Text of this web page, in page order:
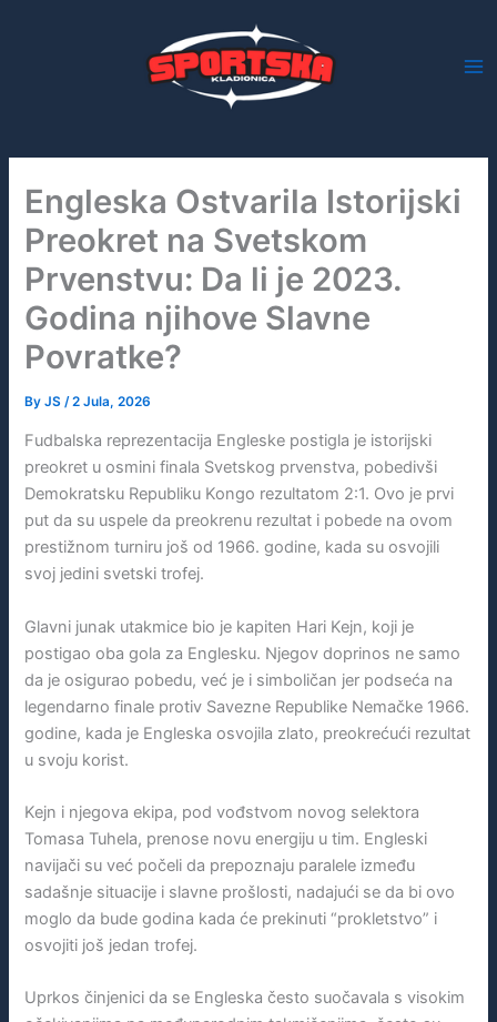
Engleska Ostvarila Istorijski
Preokret na Svetskom
Prvenstvu: Da li je 2023.
Godina njihove Slavne
Povratke?
ByJS /2 Jula, 2026
Fudbalska reprezentacija Engleske postigla je istorijski
preokret u osmini finala Svetskog prvenstva, pobedivši
Demokratsku Republiku Kongo rezultatom 2:1. Ovo je prvi
put da su uspele da preokrenu rezultat i pobede na ovom
prestižnom turniru još od 1966. godine, kada su osvojili
svoj jedini svetski trofej.
Glavni junak utakmice bio je kapiten Hari Kejn, koji je
postigao oba gola za Englesku. Njegov doprinos ne samo
da je osigurao pobedu, već je i simboličan jer podseća na
legendarno finale protiv Savezne Republike Nemačke 1966.
godine, kada je Engleska osvojila zlato, preokrećući rezultat
u svoju korist.
Kejn i njegova ekipa, pod vođstvom novog selektora
Tomasa Tuhela, prenose novu energiju u tim. Engleski
navijači su već počeli da prepoznaju paralele između
sadašnje situacije i slavne prošlosti, nadajući se da bi ovo
moglo da bude godina kada će prekinuti “prokletstvo” i
osvojiti još jedan trofej.
Uprkos činjenici da se Engleska često suočavala s visokim